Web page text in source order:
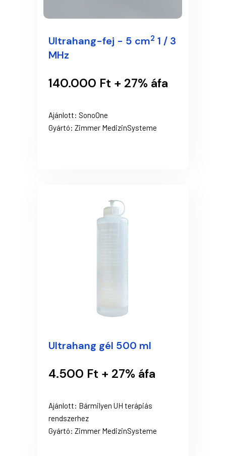
Ultrahang-fej - 5 cm2 1 / 3
MHz
140.000 Ft + 27% áfa
Ajánlott: SonoOne
Gyártó: Zimmer MedizinSysteme
Ultrahang gél 500 ml
4.500 Ft + 27% áfa
Ajánlott: Bármilyen UH terápiás
rendszerhez
Gyártó: Zimmer MedizinSysteme